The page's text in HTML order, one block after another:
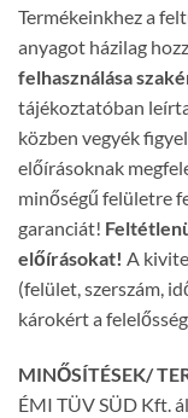
Termékeinkhez a
anyagot házilag
felhasználása
tájékoztatóban
közben vegyék
előírásoknak
minőségű felületre
garanciát!
előírásokat! A
(felület, szerszám,
károkért a
MINŐSÍTÉSEK/
ÉMI TÜV SÜD Kft.